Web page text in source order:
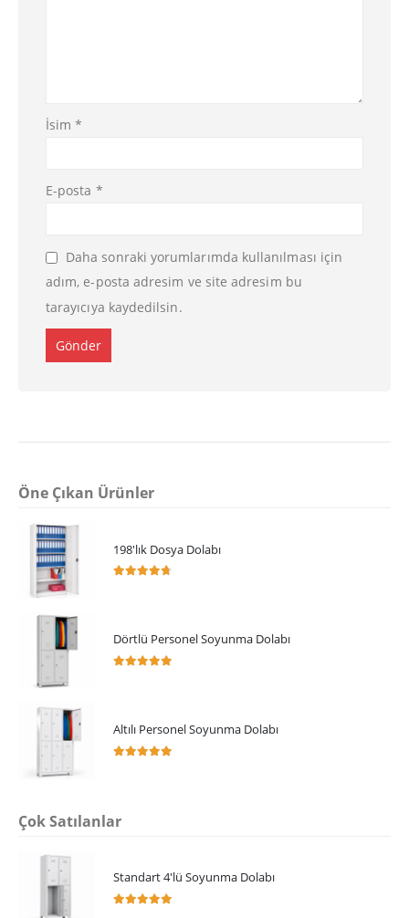
İsim*
E-posta *
Daha sonraki yorumlarımda kullanılması için
adım, e-posta adresim ve site adresim bu
tarayıcıya kaydedilsin.
Öne Çıkan Ürünler
198'lık Dosya Dolabı
Dörtlü Personel Soyunma Dolabı
Altılı Personel Soyunma Dolabı
Çok Satılanlar
Standart 4'lü Soyunma Dolabı